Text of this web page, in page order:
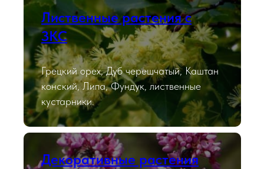
Лиственные растения с
ЗКС
Грецкий орех, Дуб черешчатый, Каштан
конский, Липа, Фундук, лиственные
кустарники.
Декоративные растения